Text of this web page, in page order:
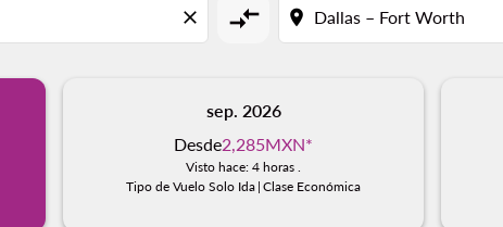
close compare_arrows location_on
sep. 2026
Desde2,285MXN*
Visto hace: 4 horas .
Tipo de Vuelo Solo Ida | Clase Económica